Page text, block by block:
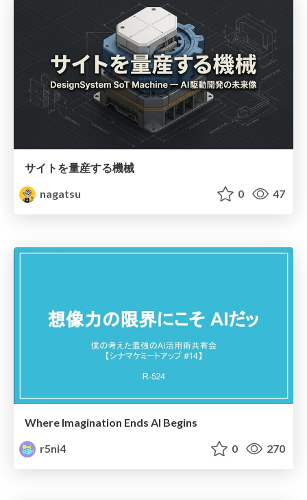
サイトを量産する機械
nagatsu
0 47
Where Imagination Ends AI Begins
r5ni4
0 270